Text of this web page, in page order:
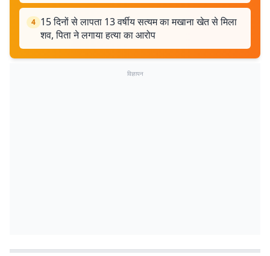
4 15 दिनों से लापता 13 वर्षीय सत्यम का मखाना खेत से मिला
शव, पिता ने लगाया हत्या का आरोप
विज्ञापन